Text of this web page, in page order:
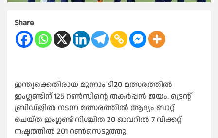
Share
ഇന്ത്യക്കെതിരായ മൂന്നാം ടി20 മത്സരത്തില്‍
ഇംഗ്ലണ്ടിന് 125 റണ്‍സിന്റെ തകര്‍പ്പന്‍ ജയം. ട്രെന്റ്
ബ്രിഡ്ജില്‍ നടന്ന മത്സരത്തില്‍ ആദ്യം ബാറ്റ്
ചെയ്ത ഇംഗ്ലണ്ട് നിശ്ചിത 20 ഓവറില്‍ 7 വിക്കറ്റ്
നഷ്ടത്തില്‍ 201 റണ്‍സെടുത്തു.